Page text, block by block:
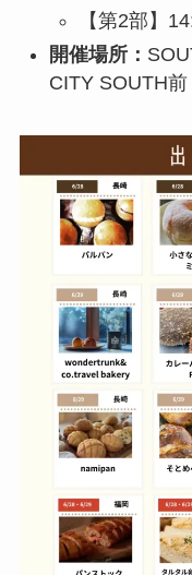
【第2部】
開催場所：
CITY SOUTH前